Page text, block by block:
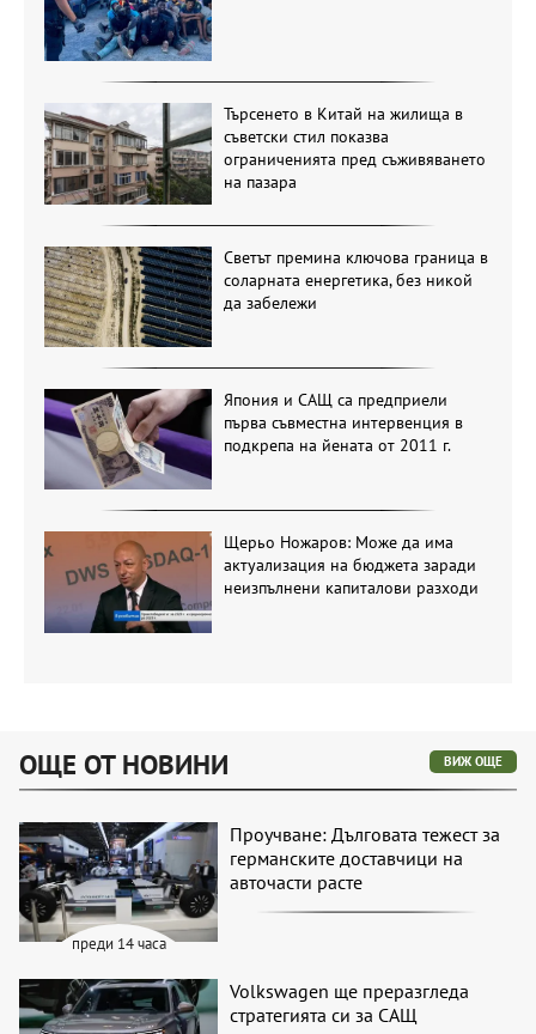
Търсенето в Китай на жилища в
съветски стил показва
ограниченията пред съживяването
на пазара
Светът премина ключова граница в
соларната енергетика, без никой
да забележи
Япония и САЩ са предприели
първа съвместна интервенция в
подкрепа на йената от 2011 г.
Щерьо Ножаров: Може да има
актуализация на бюджета заради
неизпълнени капиталови разходи
ОЩЕ ОТ НОВИНИ ВИЖ ОЩЕ
преди 14 часа
Проучване: Дълговата тежест за
германските доставчици на
авточасти расте
Volkswagen ще преразгледа
стратегията си за САЩ